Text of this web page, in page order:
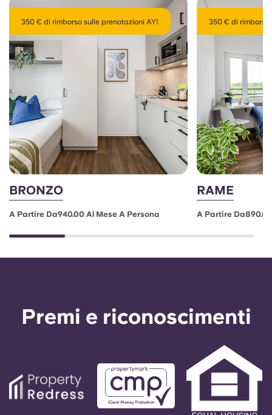
350 € di rimborso sulle prenotazioni AY!
BRONZO
A Partire Da940.00 Al Mese A Persona
350 € di rimborso
RAME
A Partire
Premi e riconoscimenti